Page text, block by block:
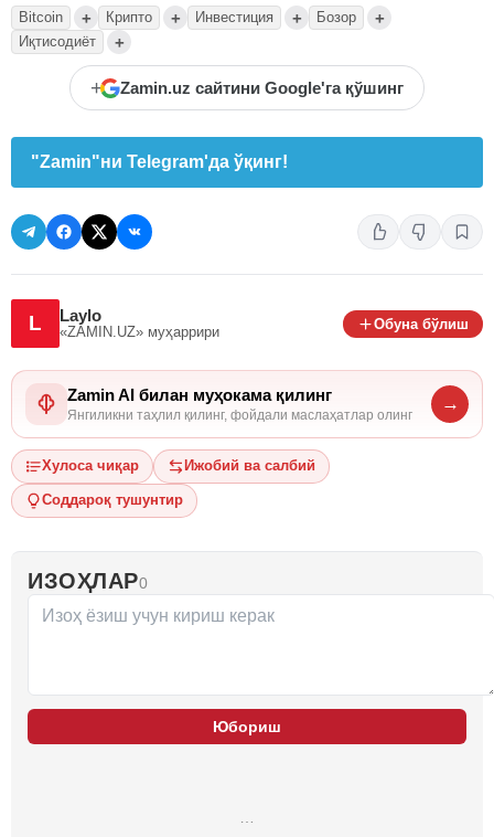
Bitcoin + Крипто + Инвестиция + Бозор +
Иқтисодиёт +
+ Zamin.uz сайтини Google'га қўшинг
"Zamin"ни Telegram'да ўқинг!
L Laylo
«ZAMIN.UZ» муҳаррири
Обуна бўлиш
Zamin AI билан муҳокама қилинг
Янгиликни таҳлил қилинг, фойдали маслаҳатлар олинг
→
Хулоса чиқар Ижобий ва салбий
Соддароқ тушунтир
ИЗОҲЛАР0
Юбориш
…